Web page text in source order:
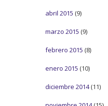
abril 2015 (9)
marzo 2015 (9)
febrero 2015 (8)
enero 2015 (10)
diciembre 2014(11)